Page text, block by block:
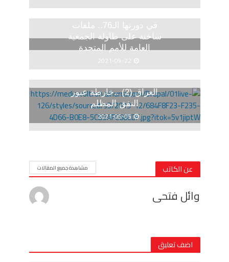
في دورتها الـ76.. ملفات
ساخنة على طاولة الجمعية
العامة للأمم المتحدة
2021-09-22
العراق (2) ..خارطة عبور
النفق المظلم
2021-05-05
عن الكاتب مشاهدة جميع المقالات
وائل فتحى
اضف تعليق